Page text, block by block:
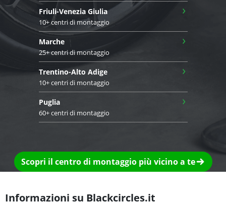
Friuli-Venezia Giulia
10+ centri di montaggio
›
Marche
25+ centri di montaggio
›
Trentino-Alto Adige
10+ centri di montaggio
›
Puglia
60+ centri di montaggio
›
Scopri il centro di montaggio più vicino a te
Informazioni su Blackcircles.it